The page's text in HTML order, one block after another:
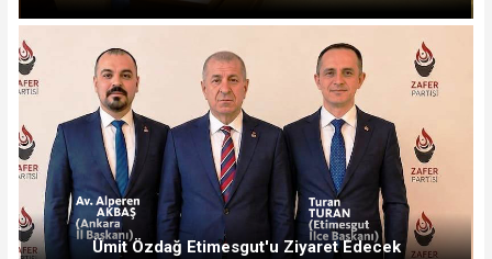
Ümit Özdağ Etimesgut'u Ziyaret Edecek